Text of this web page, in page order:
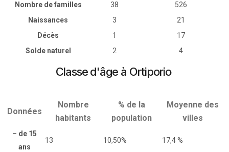
Nombre de familles
38
526
Naissances
3
21
Décès
1
17
Solde naturel
2 4
Classe d'âge à Ortiporio
Données
Nombre
habitants
% de la
population
Moyenne des
villes
– de 15
ans
13 10,50% 17,4 %